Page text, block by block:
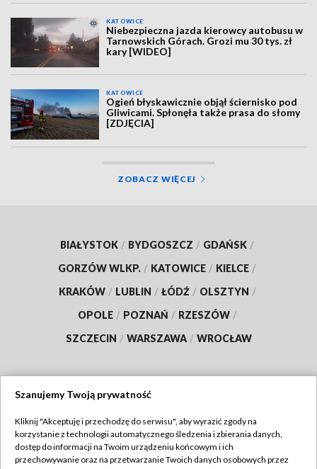
KATOWICE
Niebezpieczna jazda kierowcy autobusu w
Tarnowskich Górach. Grozi mu 30 tys. zł
kary [WIDEO]
KATOWICE
Ogień błyskawicznie objął ściernisko pod
Gliwicami. Spłonęła także prasa do słomy
[ZDJĘCIA]
ZOBACZ WIĘCEJ
BIAŁYSTOK / BYDGOSZCZ / GDAŃSK /
GORZÓW WLKP. / KATOWICE / KIELCE /
KRAKÓW / LUBLIN / ŁÓDŹ / OLSZTYN /
OPOLE / POZNAŃ / RZESZÓW /
SZCZECIN / WARSZAWA / WROCŁAW
TVP
Abonament TVP
Regulamin TVP
Szanujemy Twoją prywatność
Kliknij "Akceptuję i przechodzę do serwisu", aby wyrazić zgody na
korzystanie z technologii automatycznego śledzenia i zbierania danych,
dostęp do informacji na Twoim urządzeniu końcowym i ich
przechowywanie oraz na przetwarzanie Twoich danych osobowych przez